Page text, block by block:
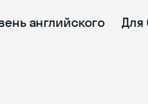
английского Для